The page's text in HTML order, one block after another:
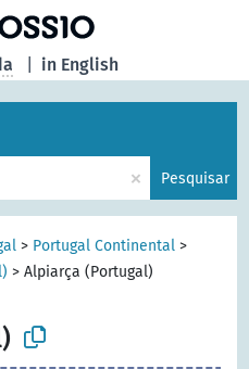
in English
× Pesquisar
> Portugal Continental >
>Alpiarça (Portugal)